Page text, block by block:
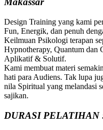
Design Training yang kami
Fun, Energik, dan penuh
Keilmuan Psikologi terapan
Hypnotherapy, Quantum dan
Aplikatif & Solutif.
Kami membuat materi
hati para Audiens. Tak lupa
nila Spiritual yang melandasi
sajikan.
DURASI PELATIHAN